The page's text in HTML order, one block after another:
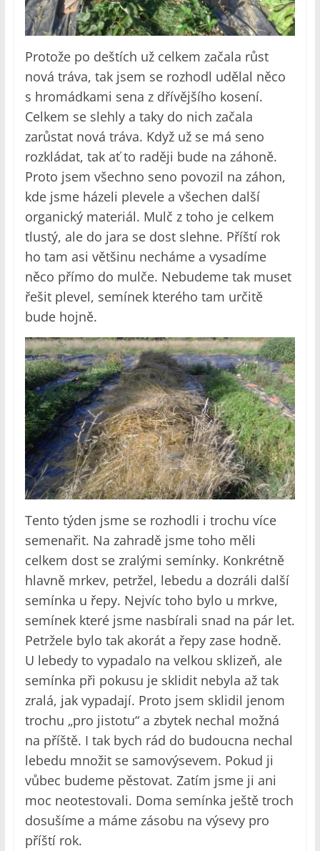
Protože po deštích už celkem začala růst
nová tráva, tak jsem se rozhodl udělal něco
s hromádkami sena z dřívějšího kosení.
Celkem se slehly a taky do nich začala
zarůstat nová tráva. Když už se má seno
rozkládat, tak ať to raději bude na záhoně.
Proto jsem všechno seno povozil na záhon,
kde jsme házeli plevele a všechen další
organický materiál. Mulč z toho je celkem
tlustý, ale do jara se dost slehne. Příští rok
ho tam asi většinu necháme a vysadíme
něco přímo do mulče. Nebudeme tak muset
řešit plevel, semínek kterého tam určitě
bude hojně.
Tento týden jsme se rozhodli i trochu více
semenařit. Na zahradě jsme toho měli
celkem dost se zralými semínky. Konkrétně
hlavně mrkev, petržel, lebedu a dozráli další
semínka u řepy. Nejvíc toho bylo u mrkve,
semínek které jsme nasbírali snad na pár let.
Petržele bylo tak akorát a řepy zase hodně.
U lebedy to vypadalo na velkou sklizeň, ale
semínka při pokusu je sklidit nebyla až tak
zralá, jak vypadají. Proto jsem sklidil jenom
trochu „pro jistotu“ a zbytek nechal možná
na příště. I tak bych rád do budoucna nechal
lebedu množit se samovýsevem. Pokud ji
vůbec budeme pěstovat. Zatím jsme ji ani
moc neotestovali. Doma semínka ještě troch
dosušíme a máme zásobu na výsevy pro
příští rok.